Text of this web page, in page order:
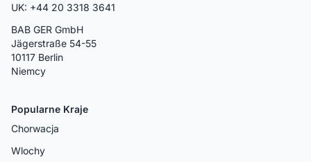
UK: +44 20 3318 3641
BAB GER GmbH
Jägerstraße 54-55
10117 Berlin
Niemcy
Popularne Kraje
Chorwacja
Wlochy